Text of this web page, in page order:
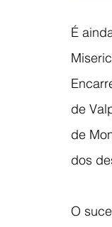
É
de
de
dos
O